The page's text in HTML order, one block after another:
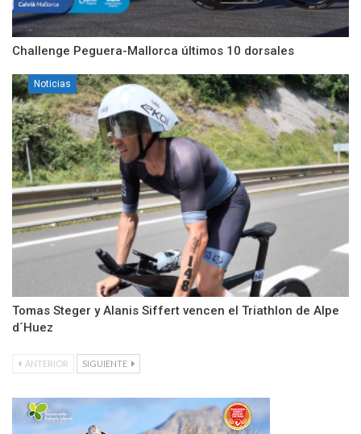
Challenge Peguera-Mallorca últimos 10 dorsales
Noticias
Tomas Steger y Alanis Siffert vencen el Triathlon de Alpe
d´Huez
ANTERIOR SIGUIENTE